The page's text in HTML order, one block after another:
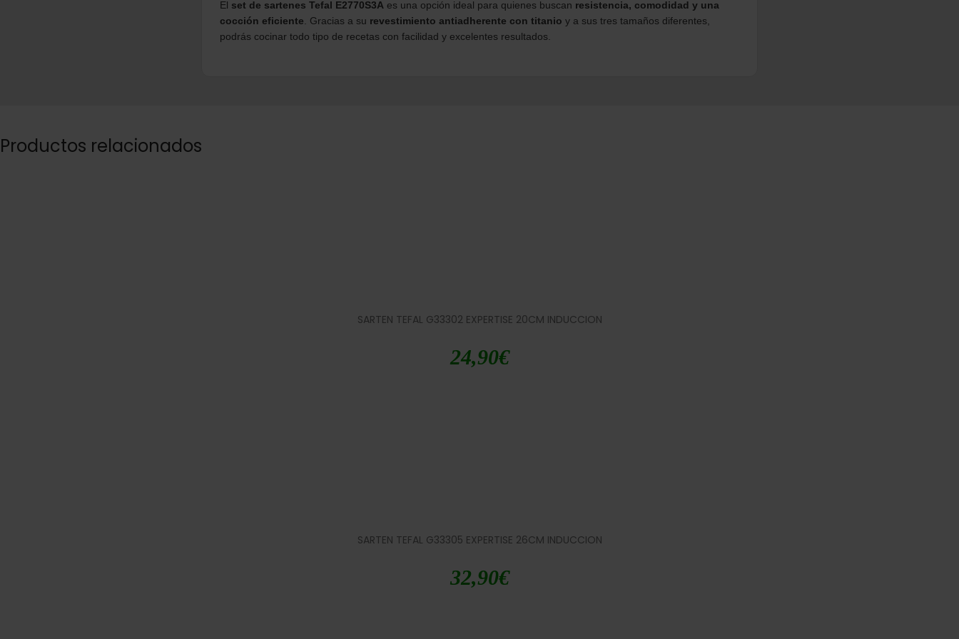
El set de sartenes Tefal E2770S3A es una opción ideal para quienes buscan resistencia, comodidad y una
cocción eficiente . Gracias a su revestimiento antiadherente con titanio y a sus tres tamaños diferentes,
podrás cocinar todo tipo de recetas con facilidad y excelentes resultados.
Productos relacionados
SARTEN TEFAL G33302 EXPERTISE 20CM INDUCCION
24,90€
SARTEN TEFAL G33305 EXPERTISE 26CM INDUCCION
32,90€